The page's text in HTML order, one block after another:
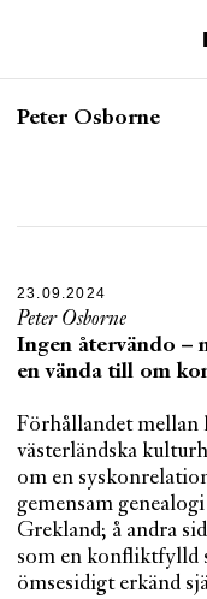
Peter Osborne
23.09.2024
Peter Osborne
Ingen återvändo –
en vända till om
Förhållandet mellan
västerländska
om en
gemensam
Grekland; å andra
som en konfliktfylld
ömsesidigt erkänd